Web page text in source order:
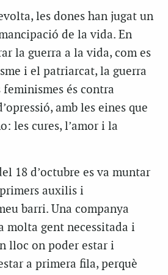
les dones han jugat un
de la vida. En
la guerra a la vida, com es
i el patriarcat, la guerra
és contra
amb les eines que
les cures, l’amor i la
18 d’octubre es va muntar
auxilis i
barri. Una companya
molta gent necessitada i
lloc on poder estar i
a primera fila, perquè